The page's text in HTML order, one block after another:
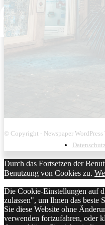
© Copyright - Newspaper
Datenschutz
Durch das Fortsetzen der
Benutzung von Cookies zu.
Die Cookie-Einstellungen auf
zulassen", um Ihnen das beste
Sie diese Website ohne
verwenden fortzufahren, oder